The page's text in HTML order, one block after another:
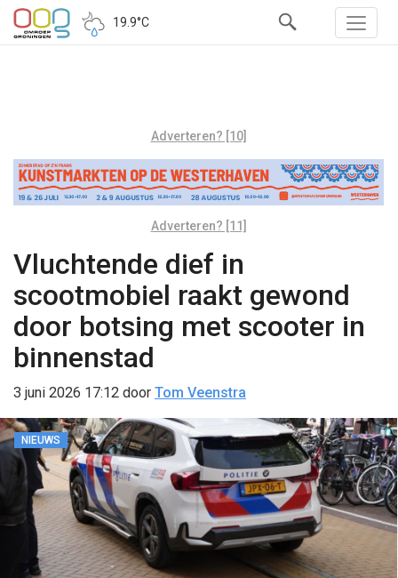
19.9°C
Adverteren? [10]
Adverteren? [11]
Vluchtende dief in
scootmobiel raakt gewond
door botsing met scooter in
binnenstad
3 juni 2026 17:12 door Tom Veenstra
NIEUWS